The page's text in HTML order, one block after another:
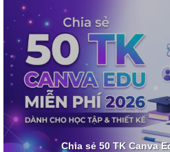
Chia sẻ 50 TK Canva